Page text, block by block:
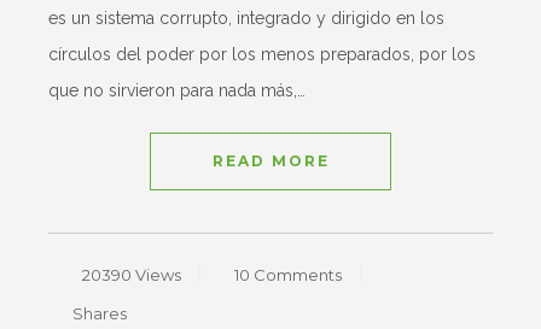
es un sistema corrupto, integrado y dirigido en los
círculos del poder por los menos preparados, por los
que no sirvieron para nada más,…
READ MORE
20390 Views
10 Comments
Shares